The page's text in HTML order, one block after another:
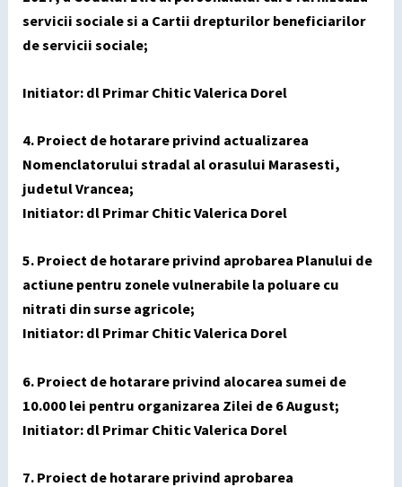
servicii sociale si a Cartii drepturilor beneficiarilor
de servicii sociale;
Initiator: dl Primar Chitic Valerica Dorel
4. Proiect de hotarare privind actualizarea
Nomenclatorului stradal al orasului Marasesti,
judetul Vrancea;
Initiator: dl Primar Chitic Valerica Dorel
5. Proiect de hotarare privind aprobarea Planului de
actiune pentru zonele vulnerabile la poluare cu
nitrati din surse agricole;
Initiator: dl Primar Chitic Valerica Dorel
6. Proiect de hotarare privind alocarea sumei de
10.000 lei pentru organizarea Zilei de 6 August;
Initiator: dl Primar Chitic Valerica Dorel
7. Proiect de hotarare privind aprobarea